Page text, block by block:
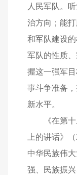
人民军队。
治方向；能
和军队建设
军队的性质
握这一强军
事斗争准备
新水平。
《在第
上的讲话》
中华民族伟
强、民族振